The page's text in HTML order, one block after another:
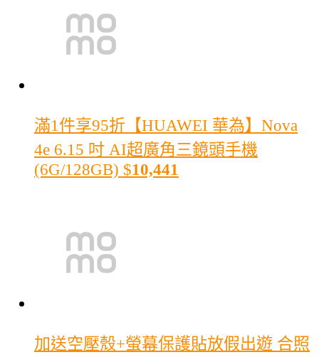
滿1件享95折 【HUAWEI 華為】Nova
4e 6.15 吋 AI超廣角三鏡頭手機
(6G/128GB) $10,441
加送空壓殼+螢幕保護貼放假出遊 合照